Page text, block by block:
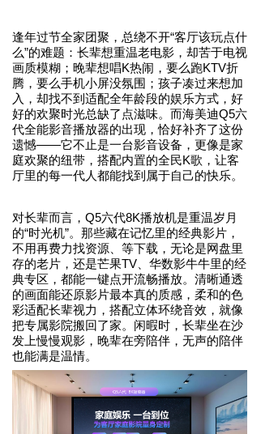
逢年过节全家团聚，总绕不开“客厅该玩点什
么”的难题：长辈想重温老电影，却苦于电视
画质模糊；晚辈想唱K热闹，要么跑KTV折
腾，要么手机小屏没氛围；孩子凑过来想加
入，却找不到适配全年龄段的娱乐方式，好
好的欢聚时光总缺了点滋味。而海美迪Q5六
代全能影音播放器的出现，恰好补齐了这份
遗憾——它不止是一台影音设备，更像是家
庭欢聚的纽带，搭配内置的全民K歌，让客
厅里的每一代人都能找到属于自己的快乐。
对长辈而言，Q5六代8K播放机是重温岁月
的“时光机”。那些藏在记忆里的经典影片，
不用再费力找资源、等下载，无论是网盘里
存的老片，还是芒果TV、华数影牛牛里的经
典专区，都能一键点开流畅播放。清晰通透
的画面能还原影片最本真的质感，柔和的色
彩适配长辈视力，搭配立体环绕音效，就像
把专属影院搬回了家。闲暇时，长辈坐在沙
发上慢慢观影，晚辈在旁陪伴，无声的陪伴
也能满是温情。